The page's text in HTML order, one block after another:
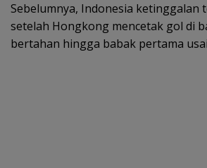
Sebelumnya, Indonesia ketinggalan
setelah Hongkong mencetak gol di
bertahan hingga babak pertama